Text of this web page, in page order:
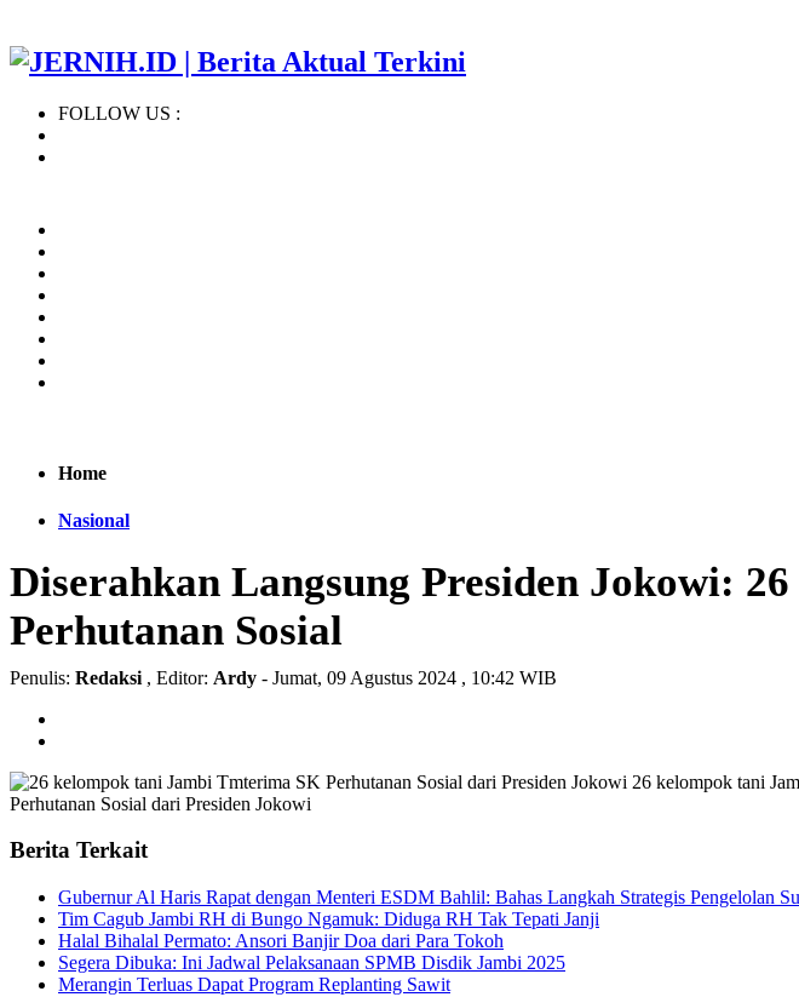
FOLLOW US :
Home
Nasional
Diserahkan Langsung Presiden Jokowi:
Perhutanan Sosial
Penulis: Redaksi , Editor: Ardy - Jumat, 09 Agustus 2024 , 10:42 WIB
26 kelompok tani
Perhutanan Sosial dari Presiden Jokowi
Berita Terkait
Gubernur Al Haris Rapat dengan Menteri ESDM Bahlil: Bahas Langkah Strategis Pengelolan
Tim Cagub Jambi RH di Bungo Ngamuk: Diduga RH Tak Tepati Janji
Halal Bihalal Permato: Ansori Banjir Doa dari Para Tokoh
Segera Dibuka: Ini Jadwal Pelaksanaan SPMB Disdik Jambi 2025
Merangin Terluas Dapat Program Replanting Sawit